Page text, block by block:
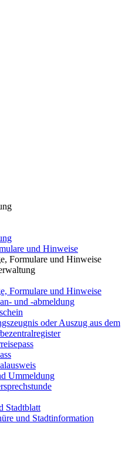
und Hinweise
Formulare und Hinweise
Formulare und Hinweise
und -abmeldung
oder Auszug aus dem
Ummeldung
Stadtblatt
und Stadtinformation